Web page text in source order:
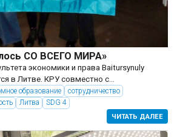
СО ВСЕГО МИРА»
экономики и права Baitursynuly
в Литве. КРУ совместно с
Великого (г. Каунас, Литва) реализует
программу 6В04103 «Учет и
образование
сотрудничество
Литва SDG 4
ЧИТАТЬ ДАЛЕЕ